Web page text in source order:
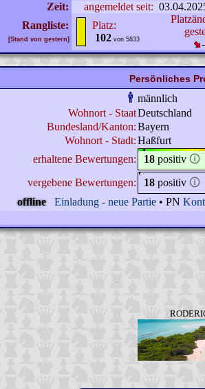
Zeit:
angemeldet seit:
Rangliste:
[Stand von gestern]
Platz:
102 von 5833
Persönliches
männlich
Wohnort - StaatDeutschland
Bundesland/Kanton:Bayern
Wohnort - Stadt:Haßfurt
erhaltene Bewertungen:
18 positiv 🛈
vergebene Bewertungen:
18 positiv 🛈
offline
Einladung - neue Partie • PN